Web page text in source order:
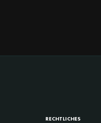
RECHTLICHES